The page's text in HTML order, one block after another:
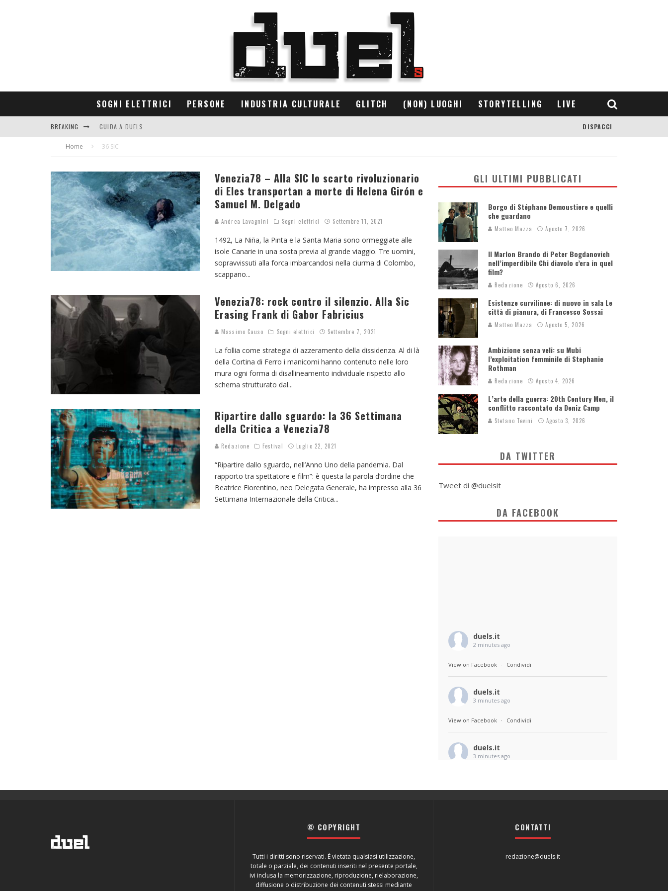
SOGNI ELETTRICI PERSONE INDUSTRIA CULTURALE GLITCH (NON) LUOGHI STORYTELLING LIVE
BREAKING GUIDA A DUELS
CONTRIBUTORS
DISPACCI
Home 36 SIC
Venezia78 – Alla SIC lo scarto rivoluzionario
di Eles transportan a morte di Helena Girón e
Samuel M. Delgado
Andrea Lavagnini Sogni elettrici Settembre 11, 2021
1492, La Niña, la Pinta e la Santa Maria sono ormeggiate alle
isole Canarie in una sosta previa al grande viaggio. Tre uomini,
sopravvissuti alla forca imbarcandosi nella ciurma di Colombo,
scappano...
Venezia78: rock contro il silenzio. Alla Sic
Erasing Frank di Gabor Fabricius
Massimo Causo Sogni elettrici Settembre 7, 2021
La follia come strategia di azzeramento della dissidenza. Al di là
della Cortina di Ferro i manicomi hanno contenuto nelle loro
mura ogni forma di disallineamento individuale rispetto allo
schema strutturato dal...
Ripartire dallo sguardo: la 36 Settimana
della Critica a Venezia78
Redazione Festival Luglio 22, 2021
“Ripartire dallo sguardo, nell’Anno Uno della pandemia. Dal
rapporto tra spettatore e film”: è questa la parola d’ordine che
Beatrice Fiorentino, neo Delegata Generale, ha impresso alla 36
Settimana Internazionale della Critica...
GLI ULTIMI PUBBLICATI
Borgo di Stéphane Demoustiere e quelli
che guardano
Matteo Mazza Agosto 7, 2026
Il Marlon Brando di Peter Bogdanovich
nell’imperdibile Chi diavolo c’era in quel
film?
Redazione Agosto 6, 2026
Esistenze curvilinee: di nuovo in sala Le
città di pianura, di Francesco Sossai
Matteo Mazza Agosto 5, 2026
Ambizione senza veli: su Mubi
l’exploitation femminile di Stephanie
Rothman
Redazione Agosto 4, 2026
L’arte della guerra: 20th Century Men, il
conflitto raccontato da Deniz Camp
Stefano Tevini Agosto 3, 2026
DA TWITTER
Tweet di @duelsit
DA FACEBOOK
duels.it
2 minutes ago
View on Facebook · Condividi
duels.it
3 minutes ago
View on Facebook · Condividi
duels.it
3 minutes ago
© COPYRIGHT
Tutti i diritti sono riservati. È vietata qualsiasi utilizzazione,
totale o parziale, dei contenuti inseriti nel presente portale,
ivi inclusa la memorizzazione, riproduzione, rielaborazione,
diffusione o distribuzione dei contenuti stessi mediante
CONTATTI
redazione@duels.it